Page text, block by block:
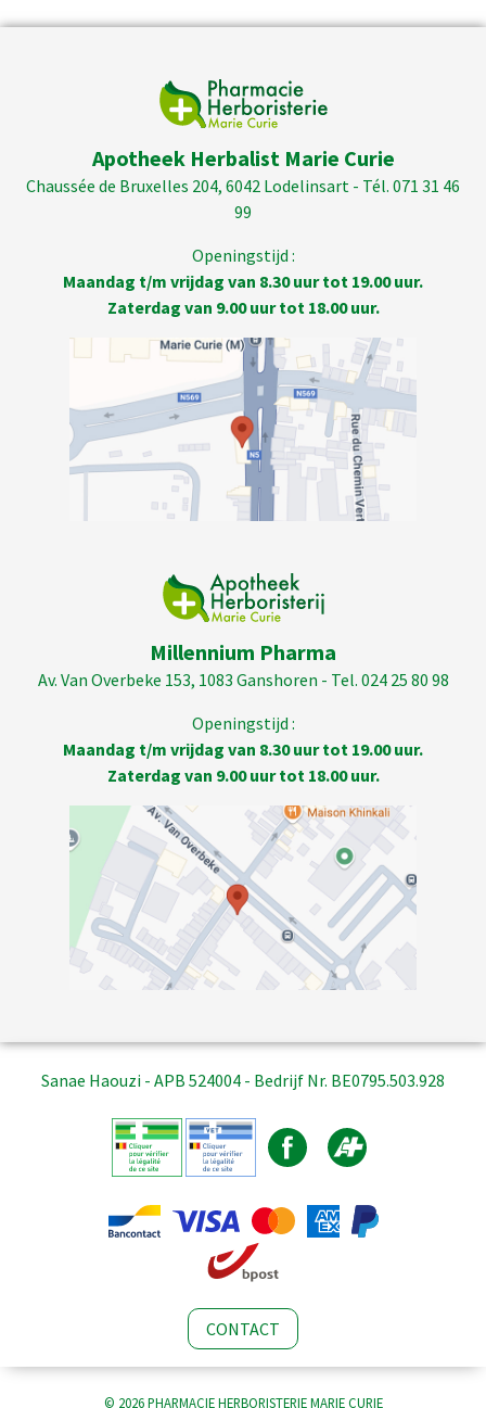
Apotheek Herbalist Marie Curie
Chaussée de Bruxelles 204, 6042 Lodelinsart - Tél. 071 31 46
99
Openingstijd :
Maandag t/m vrijdag van 8.30 uur tot 19.00 uur.
Zaterdag van 9.00 uur tot 18.00 uur.
Millennium Pharma
Av. Van Overbeke 153, 1083 Ganshoren - Tel. 024 25 80 98
Openingstijd :
Maandag t/m vrijdag van 8.30 uur tot 19.00 uur.
Zaterdag van 9.00 uur tot 18.00 uur.
Sanae Haouzi - APB 524004 - Bedrijf Nr. BE0795.503.928
CONTACT
© 2026 PHARMACIE HERBORISTERIE MARIE CURIE